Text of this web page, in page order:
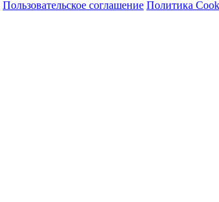
Пользовательское соглашение Политика